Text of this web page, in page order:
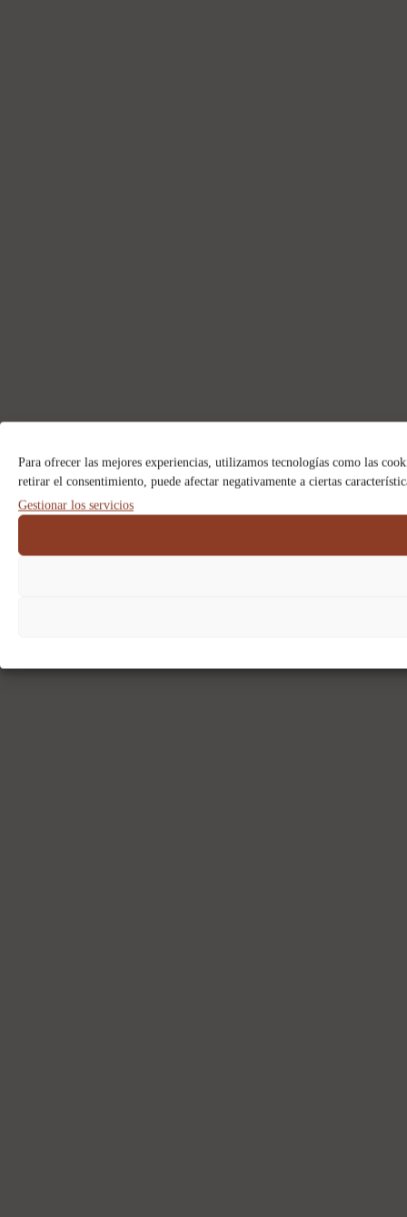
Para ofrecer las mejores experiencias, utilizamos tecnologías como las
retirar el consentimiento, puede afectar negativamente a ciertas
Gestionar los servicios